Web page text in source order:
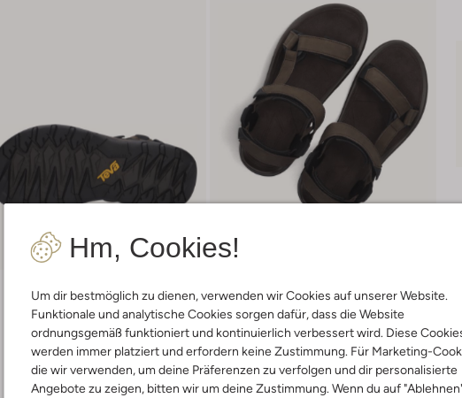
Hm, Cookies!
Um dir bestmöglich zu dienen, verwenden wir Cookies auf unserer Website.
Funktionale und analytische Cookies sorgen dafür, dass die Website
ordnungsgemäß funktioniert und kontinuierlich verbessert wird. Diese
werden immer platziert und erfordern keine Zustimmung. Für Marketing-
die wir verwenden, um deine Präferenzen zu verfolgen und dir personalisierte
Angebote zu zeigen, bitten wir um deine Zustimmung. Wenn du auf
Lieferung & Rückgabe